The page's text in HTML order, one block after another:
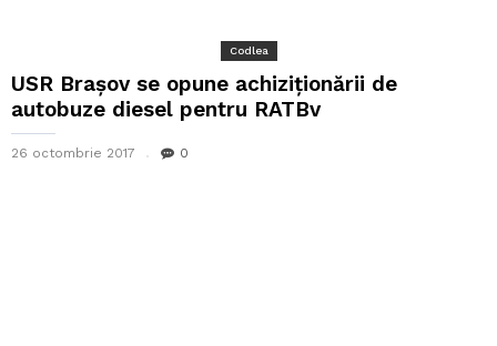
Codlea
USR Brașov se opune achiziționării de
autobuze diesel pentru RATBv
26 octombrie 2017 0